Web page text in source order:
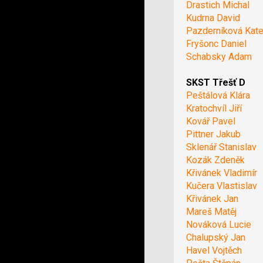
Drastich Michal
Kudrna David
Pazderníková
Fryšonc Daniel
Schabsky Adam
SKST Třešť D
Peštálová Klára
Kratochvíl Jiří
Kovář Pavel
Pittner Jakub
Sklenář Stanislav
Kozák Zdeněk
Křivánek Vladimír
Kučera Vlastislav
Křivánek Jan
Mareš Matěj
Nováková Lucie
Chalupský Jan
Havel Vojtěch